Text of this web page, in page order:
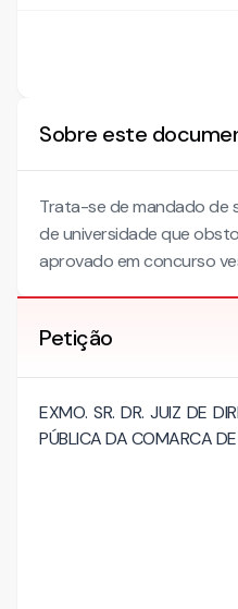
Sobre este
Trata-se de mandado de
de universidade que
aprovado em concurso
Petição
EXMO. SR. DR. JUIZ DE
PÚBLICA DA COMARCA DE